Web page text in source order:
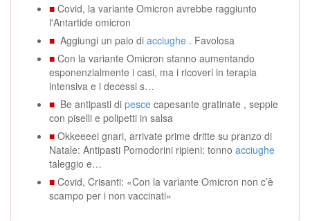
■ Covid, la variante Omicron avrebbe raggiunto
l'Antartide omicron
■ Aggiungi un paio di acciughe . Favolosa
■ Con la variante Omicron stanno aumentando
esponenzialmente i casi, ma i ricoveri in terapia
intensiva e i decessi s…
■ Be antipasti di pesce capesante gratinate , seppie
con piselli e polipetti in salsa
■ Okkeeeei gnari, arrivate prime dritte su pranzo di
Natale: Antipasti Pomodorini ripieni: tonno acciughe
taleggio e…
■ Covid, Crisanti: «Con la variante Omicron non c’è
scampo per i non vaccinati»